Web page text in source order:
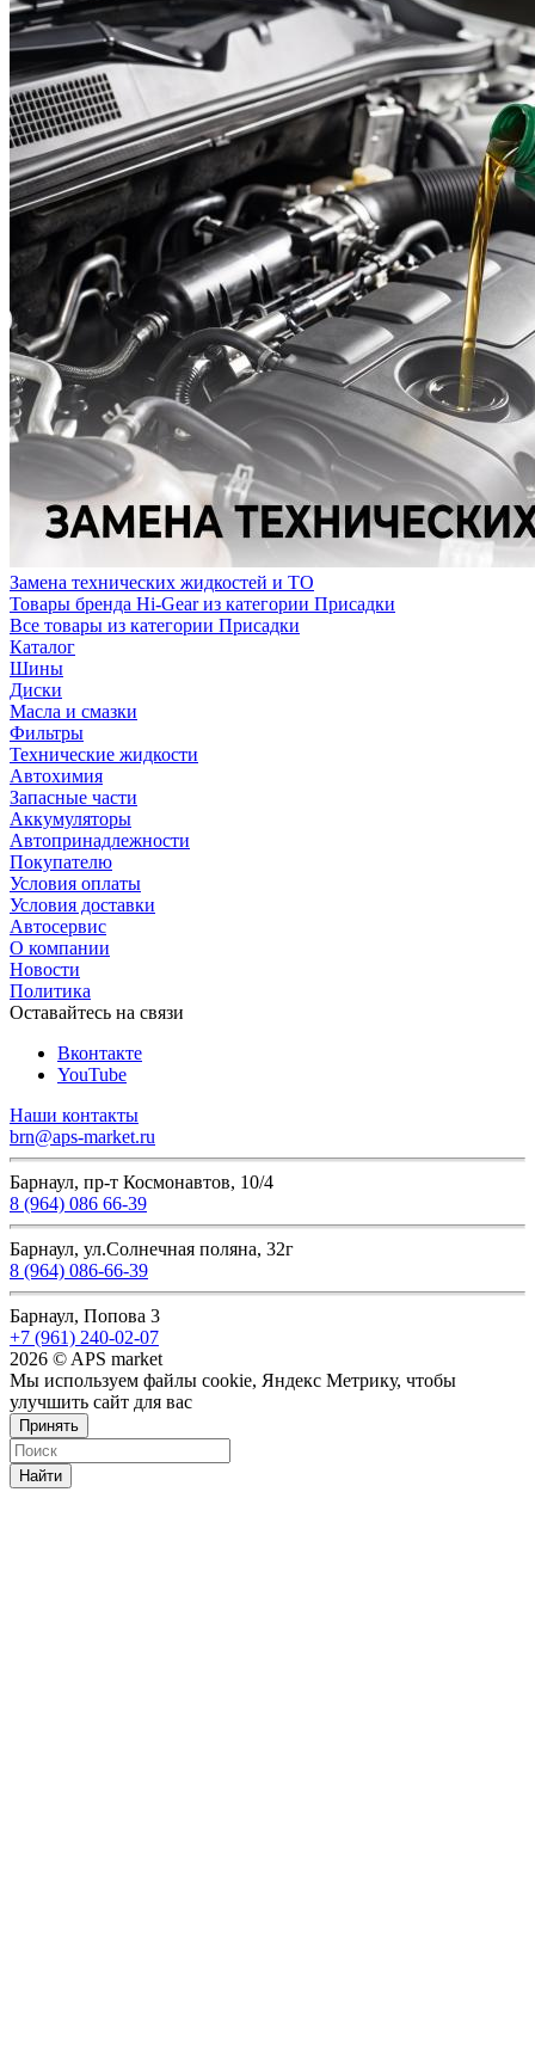
Замена технических жидкостей и ТО
Товары бренда Hi-Gear из категории Присадки
Все товары из категории Присадки
Каталог
Шины
Диски
Масла и смазки
Фильтры
Технические жидкости
Автохимия
Запасные части
Аккумуляторы
Автопринадлежности
Покупателю
Условия оплаты
Условия доставки
Автосервис
О компании
Новости
Политика
Оставайтесь на связи
Вконтакте
YouTube
Наши контакты
brn@aps-market.ru
Барнаул, пр-т Космонавтов, 10/4
8 (964) 086 66-39
Барнаул, ул.Солнечная поляна, 32г
8 (964) 086-66-39
Барнаул, Попова 3
+7 (961) 240-02-07
2026 © APS market
Мы используем файлы cookie, Яндекс Метрику, чтобы
улучшить сайт для вас
Принять
Найти